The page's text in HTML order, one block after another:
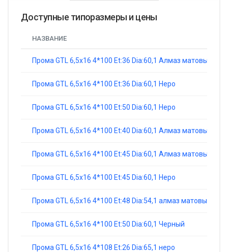
Доступные типоразмеры и цены
НАЗВАНИЕ
Прома GTL 6,5x16 4*100 Et:36 Dia:60,1 Алмаз матовый
Прома GTL 6,5x16 4*100 Et:36 Dia:60,1 Неро
Прома GTL 6,5x16 4*100 Et:50 Dia:60,1 Неро
Прома GTL 6,5x16 4*100 Et:40 Dia:60,1 Алмаз матовый
Прома GTL 6,5x16 4*100 Et:45 Dia:60,1 Алмаз матовый
Прома GTL 6,5x16 4*100 Et:45 Dia:60,1 Неро
Прома GTL 6,5x16 4*100 Et:48 Dia:54,1 алмаз матовый
Прома GTL 6,5x16 4*100 Et:50 Dia:60,1 Черный
Прома GTL 6,5x16 4*108 Et:26 Dia:65,1 неро